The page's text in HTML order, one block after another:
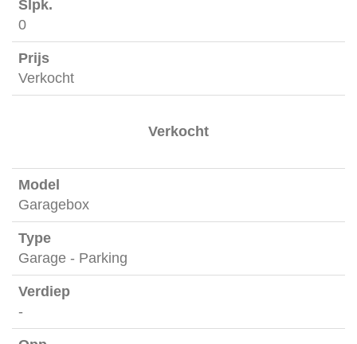
0
Verkocht
Verkocht
Garagebox
Garage - Parking
-